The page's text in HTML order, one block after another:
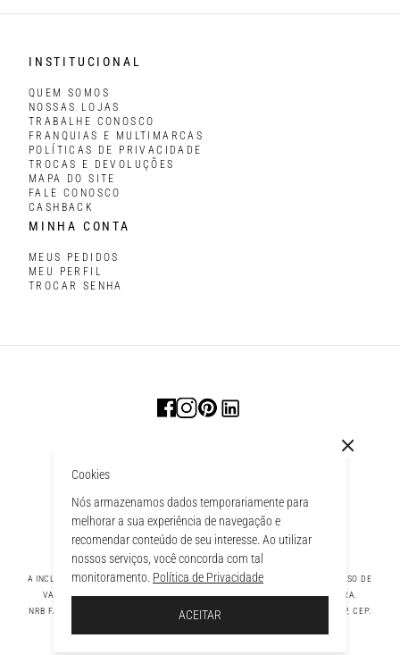
Cookies
Nós armazenamos dados temporariamente para
melhorar a sua experiência de navegação e
recomendar conteúdo de seu interesse. Ao utilizar
nossos serviços, você concorda com tal
monitoramento. Política de Privacidade
ACEITAR
À SACOLA
INSTITUCIONAL
QUEM SOMOS
NOSSAS LOJAS
TRABALHE CONOSCO
FRANQUIAS E MULTIMARCAS
POLÍTICAS DE PRIVACIDADE
TROCAS E DEVOLUÇÕES
MAPA DO SITE
FALE CONOSCO
CASHBACK
MINHA CONTA
MEUS PEDIDOS
MEU PERFIL
TROCAR SENHA
A INCLUSÃO DE UM PRODUTO NA SACOLA NÃO GARANTE SEU PREÇO. EM CASO DE
VARIAÇÃO, PREVALECERÁ O PREÇO VIGENTE NA FINALIZAÇÃO DA COMPRA.
NRB FASHION COMPANY LTDA - AV. TAMBORE, 1043 - TAMBORÉ BARUERI - SP, CEP: